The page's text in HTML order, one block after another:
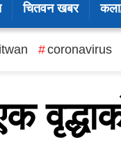
चितवन खबर
coronavirus